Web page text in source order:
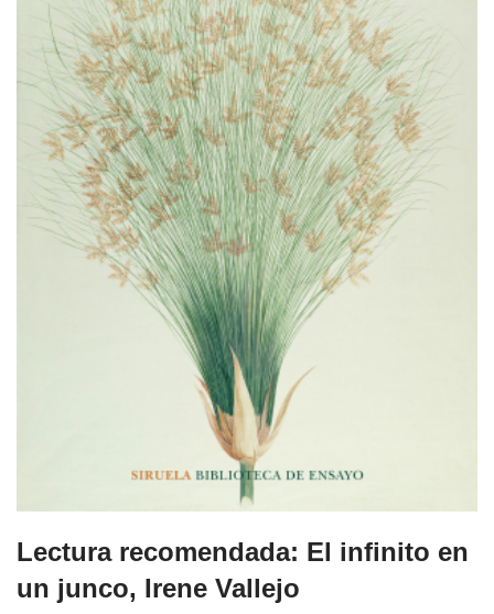
Lectura recomendada: El infinito en
un junco, Irene Vallejo